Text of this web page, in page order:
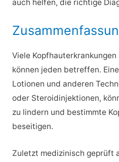
auch helfen, die richtige
Viele
können jeden betreffen.
Lotionen und anderen
oder Steroidinjektionen,
zu lindern und bestimmte
beseitigen.
Zuletzt medizinisch geprüft